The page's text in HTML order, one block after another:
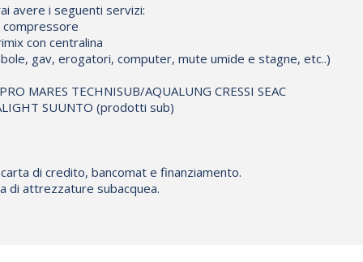
avere i seguenti servizi:
compressore
con centralina
gav, erogatori, computer, mute umide e stagne, etc..)
MARES TECHNISUB/AQUALUNG CRESSI SEAC
SUUNTO (prodotti sub)
di credito, bancomat e finanziamento.
di attrezzature subacquea.